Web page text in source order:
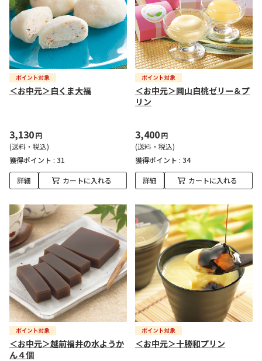
＜お中元＞白くま大福
3,130円
(送料・税込)
獲得ポイント : 31
詳細 カートに入れる
＜お中元＞岡山白桃ゼリー＆プ
リン
3,400円
(送料・税込)
獲得ポイント : 34
詳細 カートに入れる
＜お中元＞越前福井の水ようか
ん４個
＜お中元＞十勝和プリン